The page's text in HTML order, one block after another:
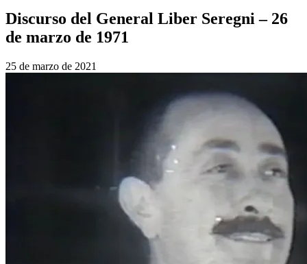
Discurso del General Liber Seregni – 26
de marzo de 1971
25 de marzo de 2021